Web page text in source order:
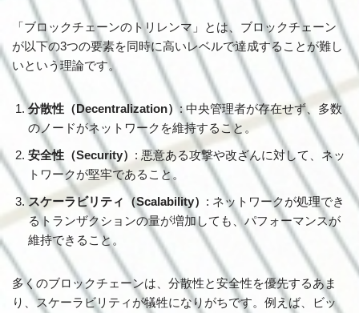
「ブロックチェーンのトリレンマ」とは、ブロックチェーン
が以下の3つの要素を同時に高いレベルで達成することが難し
いという理論です。
分散性（Decentralization）: 中央管理者が存在せず、多数
のノードがネットワークを維持すること。
安全性（Security） : 悪意ある攻撃や改ざんに対して、ネッ
トワークが堅牢であること。
スケーラビリティ（Scalability） : ネットワークが処理でき
るトランザクションの量が増加しても、パフォーマンスが
維持できること。
多くのブロックチェーンは、分散性と安全性を優先するあま
り、スケーラビリティが犠牲になりがちです。例えば、ビッ